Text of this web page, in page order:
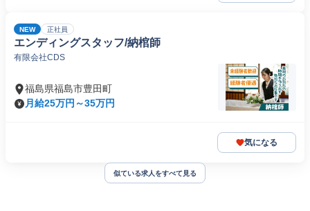
NEW 正社員
エンディングスタッフ/納棺師
有限会社CDS
福島県福島市豊田町
月給25万円～35万円
気になる
似ている求人をすべて見る